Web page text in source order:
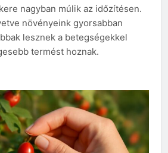
nagyban múlik az időzítésen.
növényeink gyorsabban
lesznek a betegségekkel
termést hoznak.